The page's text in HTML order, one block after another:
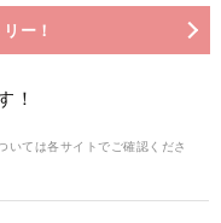
ー！
！
ては各サイトでご確認くださ